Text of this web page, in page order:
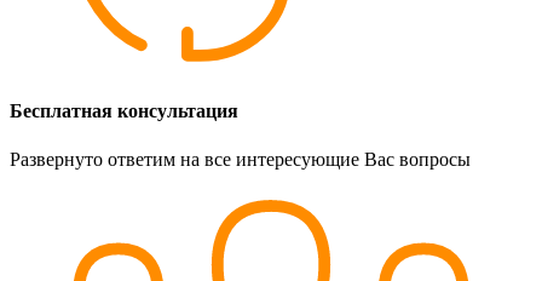
Бесплатная консультация
Развернуто ответим на все интересующие Вас вопросы